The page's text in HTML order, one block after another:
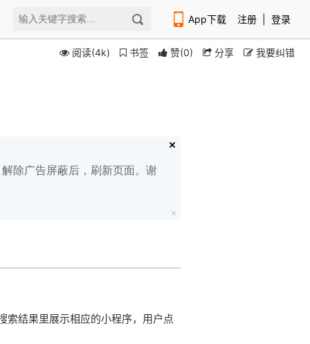
App下载 注册
登录
阅读(4k) 书签 赞(0) 分享 我要纠错
除广告屏蔽后，刷新页面。谢
索结果里展示相应的小程序，用户点